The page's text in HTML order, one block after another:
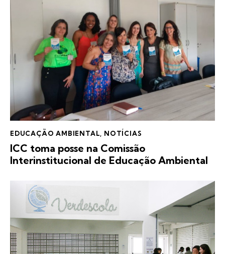
EDUCAÇÃO AMBIENTAL NOTÍCIAS
ICC toma posse na Comissão
Interinstitucional de Educação Ambiental